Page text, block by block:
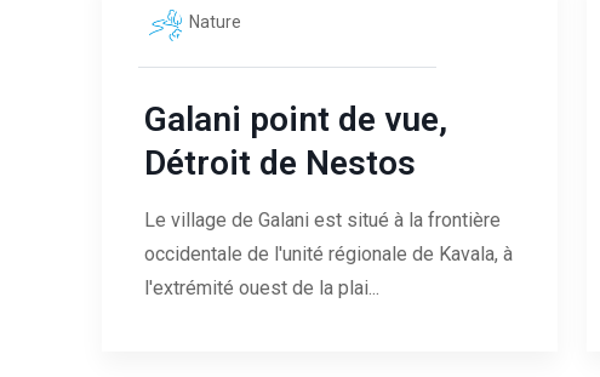
Nature
Galani point de vue,
Détroit de Nestos
Le village de Galani est situé à la frontière
occidentale de l'unité régionale de Kavala, à
l'extrémité ouest de la plai...